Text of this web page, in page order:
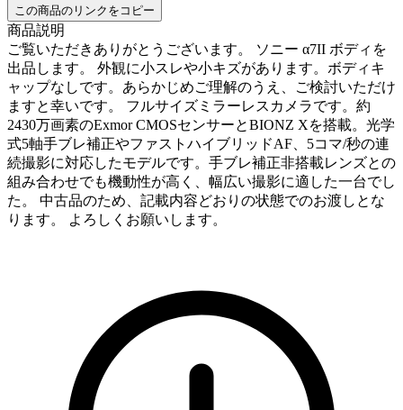
この商品のリンクをコピー
商品説明
ご覧いただきありがとうございます。 ソニー α7II ボディを
出品します。 外観に小スレや小キズがあります。ボディキ
ャップなしです。あらかじめご理解のうえ、ご検討いただけ
ますと幸いです。 フルサイズミラーレスカメラです。約
2430万画素のExmor CMOSセンサーとBIONZ Xを搭載。光学
式5軸手ブレ補正やファストハイブリッドAF、5コマ/秒の連
続撮影に対応したモデルです。手ブレ補正非搭載レンズとの
組み合わせでも機動性が高く、幅広い撮影に適した一台でし
た。 中古品のため、記載内容どおりの状態でのお渡しとな
ります。 よろしくお願いします。